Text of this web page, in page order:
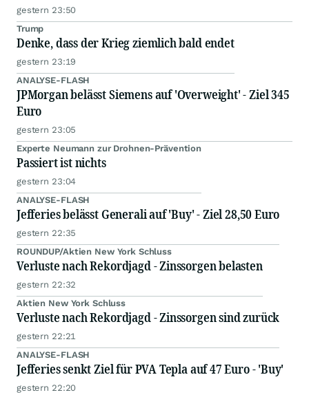
gestern 23:50
Trump
Denke, dass der Krieg ziemlich bald endet
gestern 23:19
ANALYSE-FLASH
JPMorgan belässt Siemens auf 'Overweight' - Ziel 345
Euro
gestern 23:05
Experte Neumann zur Drohnen-Prävention
Passiert ist nichts
gestern 23:04
ANALYSE-FLASH
Jefferies belässt Generali auf 'Buy' - Ziel 28,50 Euro
gestern 22:35
ROUNDUP/Aktien New York Schluss
Verluste nach Rekordjagd - Zinssorgen belasten
gestern 22:32
Aktien New York Schluss
Verluste nach Rekordjagd - Zinssorgen sind zurück
gestern 22:21
ANALYSE-FLASH
Jefferies senkt Ziel für PVA Tepla auf 47 Euro - 'Buy'
gestern 22:20